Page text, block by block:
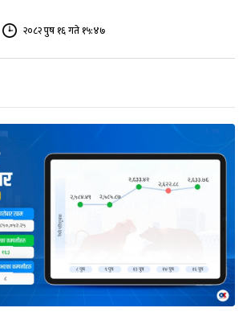
२०८२ पुष १६ गते १५:४७